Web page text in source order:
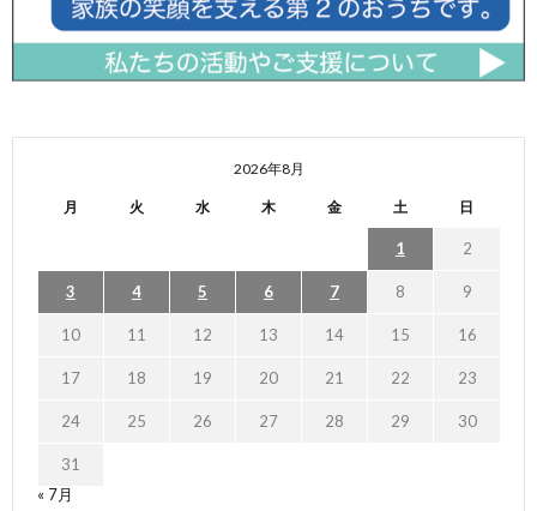
2026年8月
月 火 水 木 金 土 日
1 2
3 4 5 6 7 8 9
10 11 12 13 14 15 16
17 18 19 20 21 22 23
24 25 26 27 28 29 30
31
« 7月